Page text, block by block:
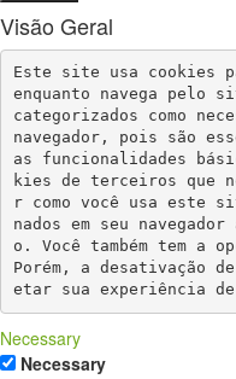
Visão Geral
Este site usa cookies
enquanto navega pelo
categorizados como
navegador, pois são
as funcionalidades
kies de terceiros que
r como você usa este
nados em seu
o. Você também tem a
Porém, a desativação
etar sua experiência de
Necessary
Necessary